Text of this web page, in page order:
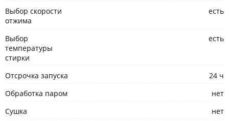
Выбор скорости
отжима
есть
Выбор
температуры
стирки
есть
Отсрочка запуска
24 ч
Обработка паром
нет
Сушка
нет